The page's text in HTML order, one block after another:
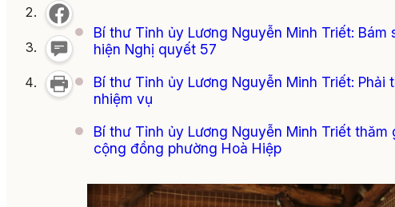
Bí thư Tỉnh ủy Lương Nguyễn Minh Triết: Bám
hiện Nghị quyết 57
Bí thư Tỉnh ủy Lương Nguyễn Minh Triết: Phải
nhiệm vụ
Bí thư Tỉnh ủy Lương Nguyễn Minh Triết
cộng đồng phường Hoà Hiệp